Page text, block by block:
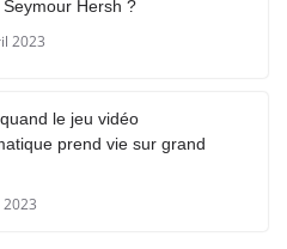
Hersh ?
2023
le jeu vidéo
prend vie sur grand